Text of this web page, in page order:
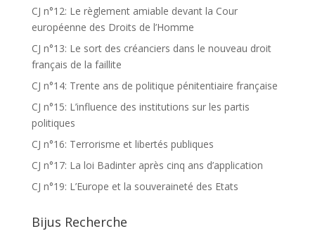
CJ n°12: Le règlement amiable devant la Cour
européenne des Droits de l’Homme
CJ n°13: Le sort des créanciers dans le nouveau droit
français de la faillite
CJ n°14: Trente ans de politique pénitentiaire française
CJ n°15: L’influence des institutions sur les partis
politiques
CJ n°16: Terrorisme et libertés publiques
CJ n°17: La loi Badinter après cinq ans d’application
CJ n°19: L’Europe et la souveraineté des Etats
Bijus Recherche